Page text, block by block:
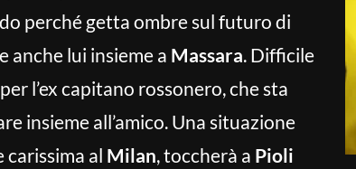
perché getta ombre sul futuro di
anche lui insieme a Massara. Difficile
l’ex capitano rossonero, che sta
insieme all’amico. Una situazione
al Milan, toccherà a Pioli